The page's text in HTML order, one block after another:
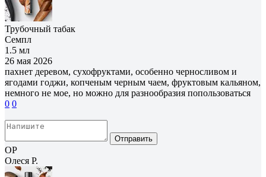
Трубочный табак
Семпл
1.5 мл
26 мая 2026
пахнет деревом, сухофруктами, особенно черносливом и
ягодами годжи, копченым черным чаем, фруктовым кальяном,
немного не мое, но можно для разнообразия попользоваться
0 0
Отправить
ОР
Олеся Р.